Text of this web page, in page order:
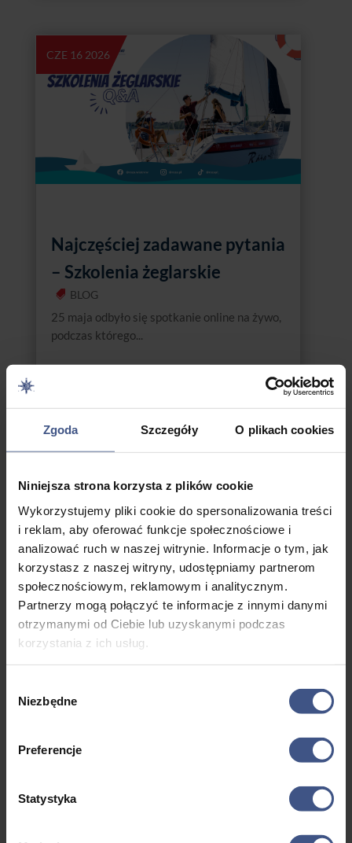
Zgoda Szczegóły O plikach cookies
Niniejsza strona korzysta z plików cookie
Wykorzystujemy pliki cookie do spersonalizowania treści
i reklam, aby oferować funkcje społecznościowe i
analizować ruch w naszej witrynie. Informacje o tym, jak
korzystasz z naszej witryny, udostępniamy partnerom
społecznościowym, reklamowym i analitycznym.
Partnerzy mogą połączyć te informacje z innymi danymi
otrzymanymi od Ciebie lub uzyskanymi podczas
korzystania z ich usług.
zgody
Niezbędne
Preferencje
Statystyka
Najczęściej zadawane pytania
– Szkolenia żeglarskie
CZE 16 2026
BLOG
25 maja odbyło się spotkanie online na żywo,
podczas którego...
Więcej
Najczęściej zadawane pytania
BLOG
podczas którego...